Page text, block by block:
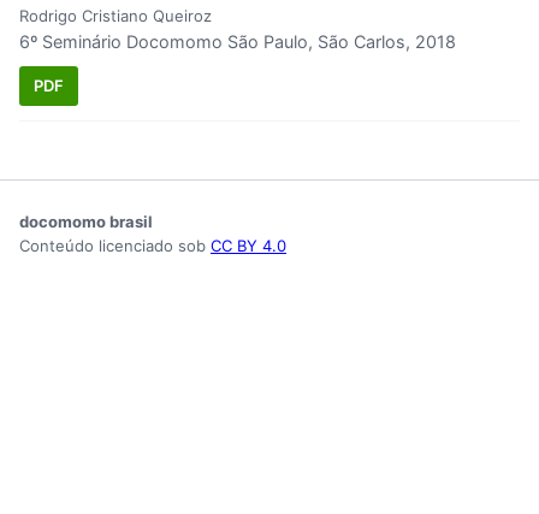
Rodrigo Cristiano Queiroz
6º Seminário Docomomo São Paulo, São Carlos, 2018
PDF
docomomo brasil
Conteúdo licenciado sob CC BY 4.0